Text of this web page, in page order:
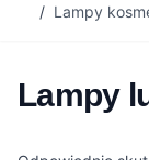
/ Lampy
Lampy